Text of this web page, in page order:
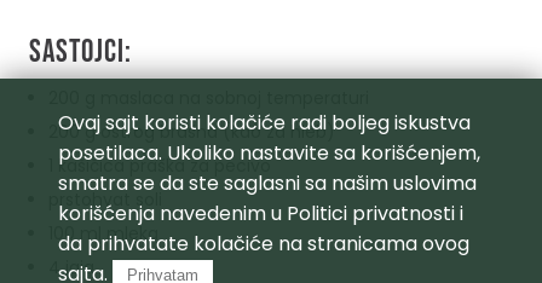
Sastojci:
200 g oštrog brašna (kao za hleb)
1 kašičica praška za pecivo
prstohvat soli
100 ml mleka
4 jaja
Ovaj sajt koristi kolačiće radi boljeg iskustva
posetilaca. Ukoliko nastavite sa korišćenjem,
smatra se da ste saglasni sa našim uslovima
korišćenja navedenim u Politici privatnostii
da prihvatate kolačiće na stranicama ovog
sajta.
Prihvatam